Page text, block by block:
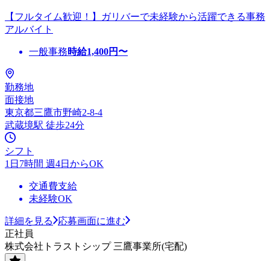
【フルタイム歓迎！】ガリバーで未経験から活躍できる事務
アルバイト
一般事務時給1,400円〜
勤務地
面接地
東京都三鷹市野崎2-8-4
武蔵境駅 徒歩24分
シフト
1日7時間 週4日からOK
交通費支給
未経験OK
詳細を見る
応募画面に進む
正社員
株式会社トラストシップ 三鷹事業所(宅配)